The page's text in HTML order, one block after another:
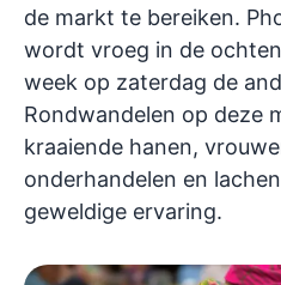
de markt te bereiken.
wordt vroeg in de
week op zaterdag de
Rondwandelen op deze
kraaiende hanen,
onderhandelen en
geweldige ervaring.